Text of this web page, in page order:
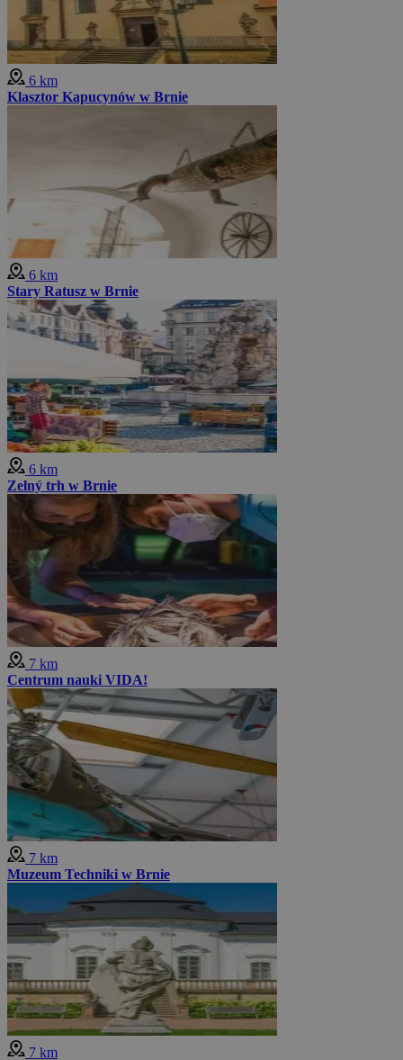
6 km
Klasztor Kapucynów w Brnie
6 km
Stary Ratusz w Brnie
6 km
Zelný trh w Brnie
7 km
Centrum nauki VIDA!
7 km
Muzeum Techniki w Brnie
7 km